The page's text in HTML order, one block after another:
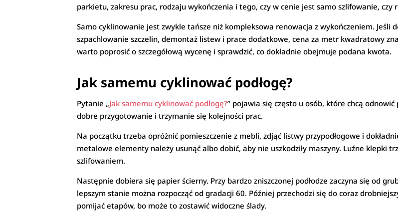
parkietu, zakresu prac, rodzaju wykończenia i tego, czy w cenie jest samo szlifowanie,
Samo cyklinowanie jest zwykle tańsze niż kompleksowa renowacja z wykończeniem. Jeśli
szpachlowanie szczelin, demontaż listew i prace dodatkowe, cena za metr kwadratowy
warto poprosić o szczegółową wycenę i sprawdzić, co dokładnie obejmuje podana kwota.
Jak samemu cyklinować podłogę?
Pytanie „Jak samemu cyklinować podłogę?” pojawia się często u osób, które chcą
dobre przygotowanie i trzymanie się kolejności prac.
Na początku trzeba opróżnić pomieszczenie z mebli, zdjąć listwy przypodłogowe i
metalowe elementy należy usunąć albo dobić, aby nie uszkodziły maszyny. Luźne klepki
szlifowaniem.
Następnie dobiera się papier ścierny. Przy bardzo zniszczonej podłodze zaczyna się od
lepszym stanie można rozpocząć od gradacji 60. Później przechodzi się do coraz
pomijać etapów, bo może to zostawić widoczne ślady.